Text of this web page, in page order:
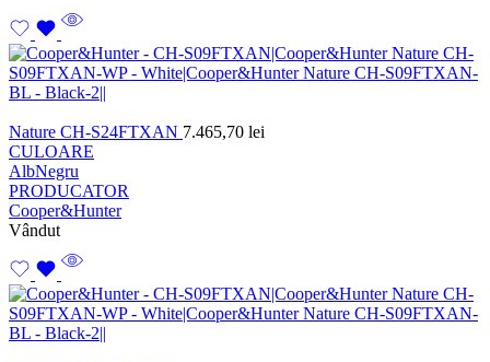
Nature CH-S24FTXAN 7.465,70 lei
CULOARE
AlbNegru
PRODUCATOR
Cooper&Hunter
Vândut